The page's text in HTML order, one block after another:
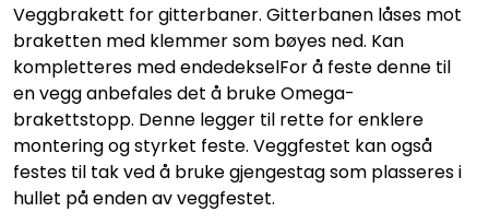
Veggbrakett for gitterbaner. Gitterbanen låses mot
braketten med klemmer som bøyes ned. Kan
kompletteres med endedekselFor å feste denne til
en vegg anbefales det å bruke Omega-
brakettstopp. Denne legger til rette for enklere
montering og styrket feste. Veggfestet kan også
festes til tak ved å bruke gjengestag som plasseres i
hullet på enden av veggfestet.